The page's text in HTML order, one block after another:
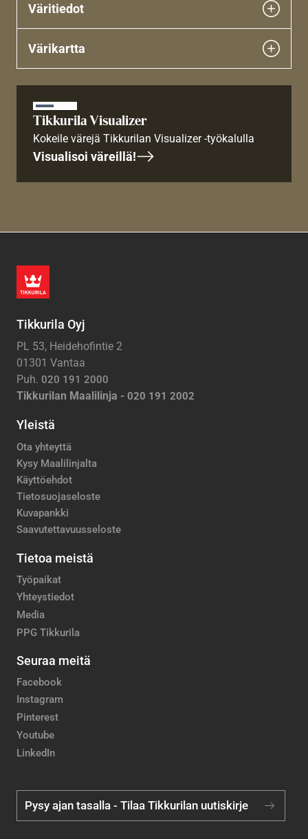
Väritiedot
Värikartta
Tikkurila Visualizer
Kokeile värejä Tikkurilan Visualizer -työkalulla
Visualisoi väreillä!
Tikkurila Oyj
PL 53, Heidehofintie 2
01301 Vantaa
Puh. 020 191 2000
Tikkurilan Maalilinja - 020 191 2002
Yleistä
Ota yhteyttä
Kysy Maalilinjalta
Käyttöehdot
Tietosuojaseloste
Kuvapankki
Saavutettavuusseloste
Tietoa meistä
Työpaikat
Yhteystiedot
Media
PPG Tikkurila
Seuraa meitä
Facebook
Instagram
Pinterest
Youtube
LinkedIn
Pysy ajan tasalla - Tilaa Tikkurilan uutiskirje